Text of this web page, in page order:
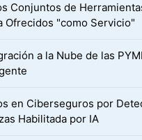
Conjuntos de
Ofrecidos "como Servicio"
a la Nube de las
en Ciberseguros por
Habilitada por IA